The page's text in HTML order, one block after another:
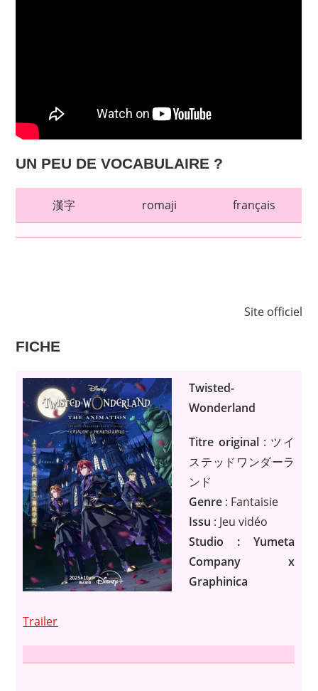
UN PEU DE VOCABULAIRE ?
漢字 romaji français
Site officiel
FICHE
Twisted-
Wonderland
Titre original: ツイ
ステッドワンダーラ
ンド
Genre : Fantaisie
Issu : Jeu vidéo
Studio : Yumeta
Company x
Graphinica
Trailer